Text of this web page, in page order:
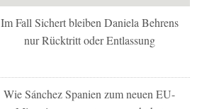
Im Fall Sichert bleiben Daniela Behrens
nur Rücktritt oder Entlassung
Wie Sánchez Spanien zum neuen EU-